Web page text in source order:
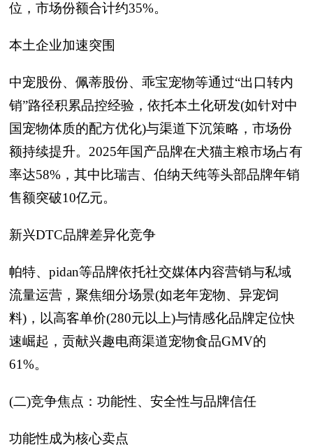
位，市场份额合计约35%。
本土企业加速突围
中宠股份、佩蒂股份、乖宝宠物等通过“出口转内
销”路径积累品控经验，依托本土化研发(如针对中
国宠物体质的配方优化)与渠道下沉策略，市场份
额持续提升。2025年国产品牌在犬猫主粮市场占有
率达58%，其中比瑞吉、伯纳天纯等头部品牌年销
售额突破10亿元。
新兴DTC品牌差异化竞争
帕特、pidan等品牌依托社交媒体内容营销与私域
流量运营，聚焦细分场景(如老年宠物、异宠饲
料)，以高客单价(280元以上)与情感化品牌定位快
速崛起，贡献兴趣电商渠道宠物食品GMV的
61%。
(二)竞争焦点：功能性、安全性与品牌信任
功能性成为核心卖点